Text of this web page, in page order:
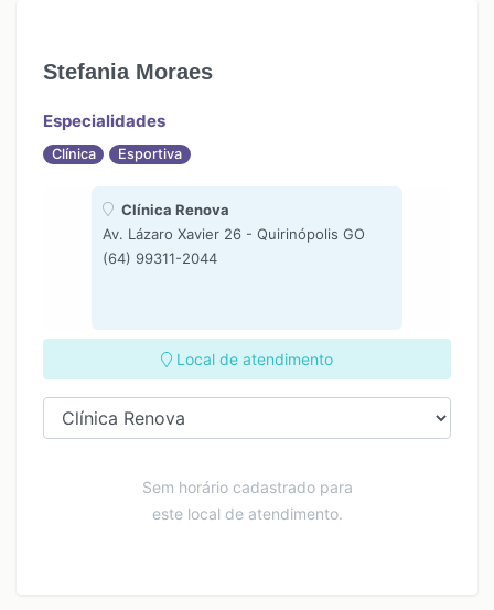
Stefania Moraes
Especialidades
Clínica Esportiva
Clínica Renova
Av. Lázaro Xavier 26 - Quirinópolis GO
(64) 99311-2044
Local de atendimento
Sem horário cadastrado para
este local de atendimento.